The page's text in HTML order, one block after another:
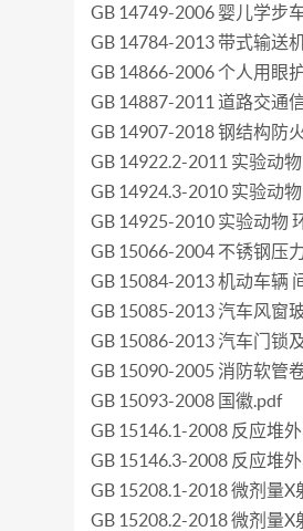
GB 14749-2006 婴儿学步
GB 14784-2013 带式输送
GB 14866-2006 个人用眼
GB 14887-2011 道路交通
GB 14907-2018 钢结构防
GB 14922.2-2011 实验动
GB 14924.3-2010 实验动
GB 14925-2010 实验动物
GB 15066-2004 不锈钢压
GB 15084-2013 机动车辆
GB 15085-2013 汽车风窗
GB 15086-2013 汽车门锁
GB 15090-2005 消防软管
GB 15093-2008 国徽.pdf
GB 15146.1-2008 反应堆
GB 15146.3-2008 反应堆
GB 15208.1-2018 微剂量
GB 15208.2-2018 微剂量